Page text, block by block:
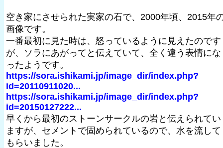
空き家にさせられた実家の石で、2000年頃、2015年
画像です。
一番最初に見た時は、怒っているように見えたのです
が、ソラにあがってと伝えていて、全く違う表情にな
ったようです。
https://sora.ishikami.jp/image_dir/index.php?
id=20110911020...
https://sora.ishikami.jp/image_dir/index.php?
id=20150127222...
早くから最初のストーンサークルの岩と伝えられてい
ますが、セメントで固められているので、水を流して
もらいました。